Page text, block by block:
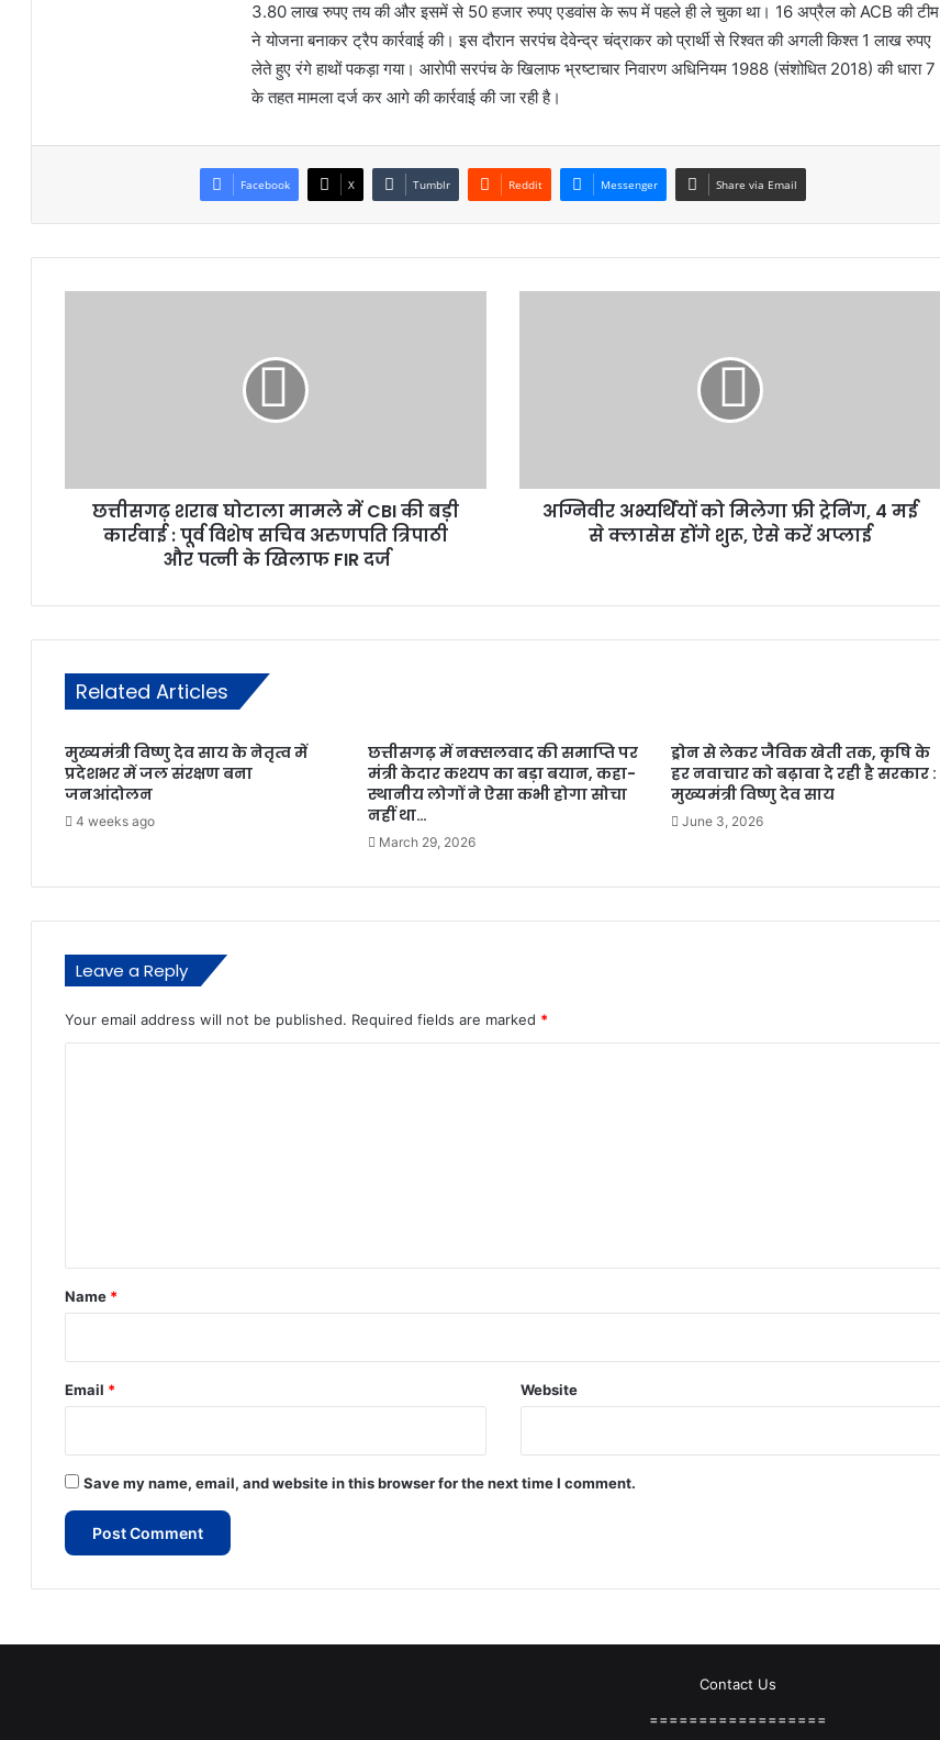
3.80 लाख रुपए तय की और इसमें से 50 हजार रुपए एडवांस के रूप में पहले ही ले चुका था। 16 अप्रैल को ACB की टीम
ने योजना बनाकर ट्रैप कार्रवाई की। इस दौरान सरपंच देवेन्द्र चंद्राकर को प्रार्थी से रिश्वत की अगली किश्त 1 लाख रुपए
लेते हुए रंगे हाथों पकड़ा गया। आरोपी सरपंच के खिलाफ भ्रष्टाचार निवारण अधिनियम 1988 (संशोधित 2018) की धारा 7
के तहत मामला दर्ज कर आगे की कार्रवाई की जा रही है।
Facebook X Tumblr Reddit Messenger Share via Email
छत्तीसगढ़ शराब घोटाला मामले में CBI की बड़ी
कार्रवाई : पूर्व विशेष सचिव अरुणपति त्रिपाठी
और पत्नी के खिलाफ FIR दर्ज
अग्निवीर अभ्यर्थियों को मिलेगा फ्री ट्रेनिंग, 4 मई
से क्लासेस होंगे शुरू, ऐसे करें अप्लाई
Related Articles
मुख्यमंत्री विष्णु देव साय के नेतृत्व में
प्रदेशभर में जल संरक्षण बना
जनआंदोलन
4 weeks ago
छत्तीसगढ़ में नक्सलवाद की समाप्ति पर
मंत्री केदार कश्यप का बड़ा बयान, कहा-
स्थानीय लोगों ने ऐसा कभी होगा सोचा
नहीं था…
March 29, 2026
ड्रोन से लेकर जैविक खेती तक, कृषि के
हर नवाचार को बढ़ावा दे रही है सरकार :
मुख्यमंत्री विष्णु देव साय
June 3, 2026
Leave a Reply
Your email address will not be published. Required fields are marked *
*
Name *
Email * Website
Save my name, email, and website in this browser for the next time I comment.
Contact Us
==================